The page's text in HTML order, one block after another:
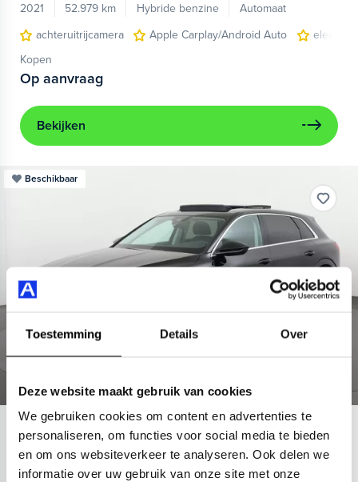
Toestemming Details Over
Deze website maakt gebruik van cookies
We gebruiken cookies om content en advertenties te
personaliseren, om functies voor social media te bieden
en om ons websiteverkeer te analyseren. Ook delen we
informatie over uw gebruik van onze site met onze
2021
52.979 km Hybride benzine
Automaat
achteruitrijcamera
Apple Carplay/Android Auto
Kopen
Op aanvraag
Bekijken
Beschikbaar
Audi e-tron
55 quattro Advanced 95 kWh